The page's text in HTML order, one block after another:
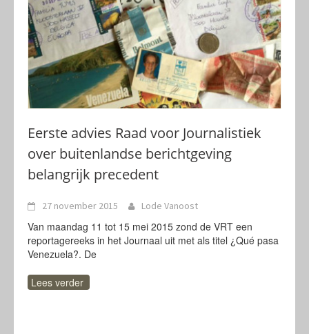
Eerste advies Raad voor Journalistiek
over buitenlandse berichtgeving
belangrijk precedent
27 november 2015 Lode Vanoost
Van maandag 11 tot 15 mei 2015 zond de VRT een
reportagereeks in het Journaal uit met als titel ¿Qué pasa
Venezuela?. De
Lees verder